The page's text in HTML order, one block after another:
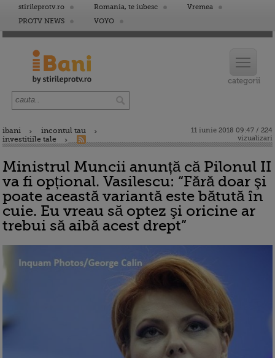
stirileprotv.ro Romania, te iubesc
Vremea
PROTV NEWS
VOYO
ibani
incontul tau
investitiile tale
11 iunie 2018 09:47 / 224
vizualizari
Ministrul Muncii anunță că Pilonul II
va fi opțional. Vasilescu: “Fără doar şi
poate această variantă este bătută în
cuie. Eu vreau să optez şi oricine ar
trebui să aibă acest drept”